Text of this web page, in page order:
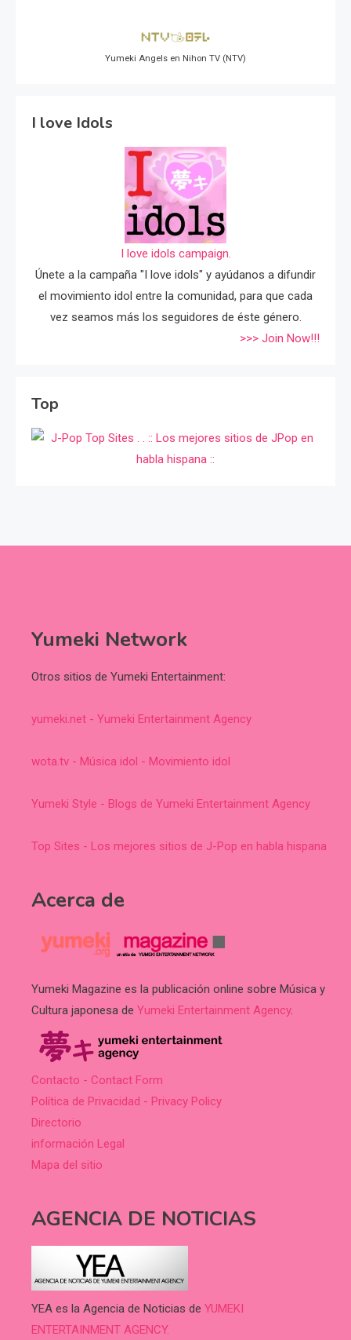
Yumeki Angels en Nihon TV (NTV)
I love Idols
I love idols campaign.
Únete a la campaña "I love idols" y ayúdanos a difundir
el movimiento idol entre la comunidad, para que cada
vez seamos más los seguidores de éste género.
>>> Join Now!!!
Top
Yumeki Network
Otros sitios de Yumeki Entertainment:
yumeki.net - Yumeki Entertainment Agency
wota.tv - Música idol - Movimiento idol
Yumeki Style - Blogs de Yumeki Entertainment Agency
Top Sites - Los mejores sitios de J-Pop en habla hispana
Acerca de
Yumeki Magazine es la publicación online sobre Música y
Cultura japonesa de Yumeki Entertainment Agency.
Contacto - Contact Form
Política de Privacidad - Privacy Policy
Directorio
información Legal
Mapa del sitio
AGENCIA DE NOTICIAS
YEA es la Agencia de Noticias de YUMEKI
ENTERTAINMENT AGENCY.